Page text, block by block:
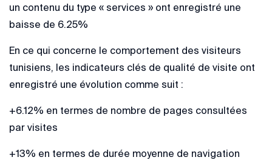
un contenu du type « services » ont enregistré une
baisse de 6.25%
En ce qui concerne le comportement des visiteurs
tunisiens, les indicateurs clés de qualité de visite ont
enregistré une évolution comme suit :
+6.12% en termes de nombre de pages consultées
par visites
+13% en termes de durée moyenne de navigation